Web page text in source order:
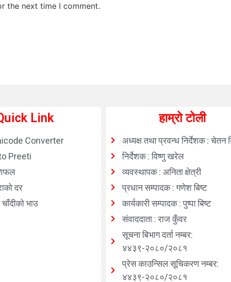
the next time I comment.
Link
Converter
Preeti
दर
भाउ
हाम्रो टोली
अध्यक्ष तथा प्रवन्ध निर्देशक : चेतन
निर्देशक : विष्णु खरेल
व्यवस्थापक : अनिता क्षेत्री
प्रधान सम्पादक : गणेश बिष्ट
कार्यकारी सम्पादक : पुष्पा बिष्ट
संवाददाता : राज कुँवर
सूचना बिभाग दर्ता नम्बर:
४४३९-२०८०/२०८१
प्रेस काउन्सिल सूचिकरण नम्बर:
४४३९-२०८०/२०८१